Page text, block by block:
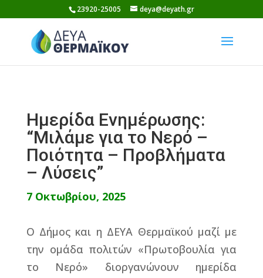
to
content
23920-25005 deya@deyath.gr
Ημερίδα Ενημέρωσης:
“Μιλάμε για το Νερό –
Ποιότητα – Προβλήματα
– Λύσεις”
7 Οκτωβρίου, 2025
Ο Δήμος και η ΔΕΥΑ Θερμαϊκού μαζί με
την ομάδα πολιτών «Πρωτοβουλία για
το Νερό» διοργανώνουν ημερίδα